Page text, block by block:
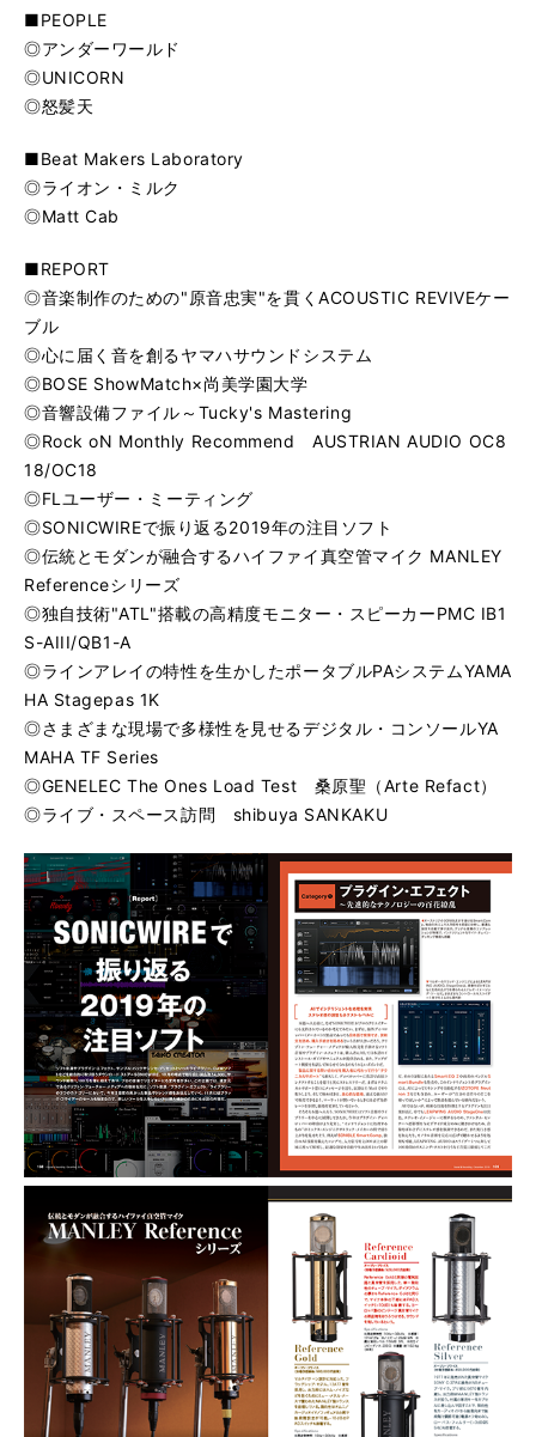
■PEOPLE
◎アンダーワールド
◎UNICORN
◎怒髪天
■Beat Makers Laboratory
◎ライオン・ミルク
◎Matt Cab
■REPORT
◎音楽制作のための"原音忠実"を貫くACOUSTIC REVIVEケー
ブル
◎心に届く音を創るヤマハサウンドシステム
◎BOSE ShowMatch×尚美学園大学
◎音響設備ファイル～Tucky's Mastering
◎Rock oN Monthly Recommend AUSTRIAN AUDIO OC8
18/OC18
◎FLユーザー・ミーティング
◎SONICWIREで振り返る2019年の注目ソフト
◎伝統とモダンが融合するハイファイ真空管マイク MANLEY
Referenceシリーズ
◎独自技術"ATL"搭載の高精度モニター・スピーカーPMC IB1
S-AIII/QB1-A
◎ラインアレイの特性を生かしたポータブルPAシステムYAMA
HA Stagepas 1K
◎さまざまな現場で多様性を見せるデジタル・コンソールYA
MAHA TF Series
◎GENELEC The Ones Load Test 桑原聖（Arte Refact）
◎ライブ・スペース訪問 shibuya SANKAKU